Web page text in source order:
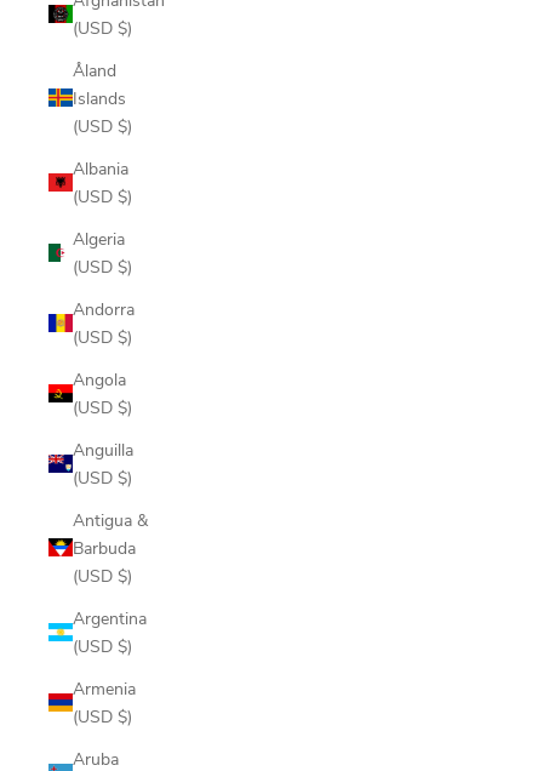
(USD $)
Åland
Islands
(USD $)
Albania
(USD $)
Algeria
(USD $)
Andorra
(USD $)
Angola
(USD $)
Anguilla
(USD $)
Antigua &
Barbuda
(USD $)
Argentina
(USD $)
Armenia
(USD $)
Aruba